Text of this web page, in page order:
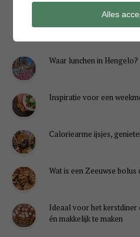
Waar lunchen in
Inspiratie voor een
Caloriearme ijsjes,
Wat is een Zeeuwse bolus
Ideaal voor het kerstdiner
én makkelijk te maken
Alles